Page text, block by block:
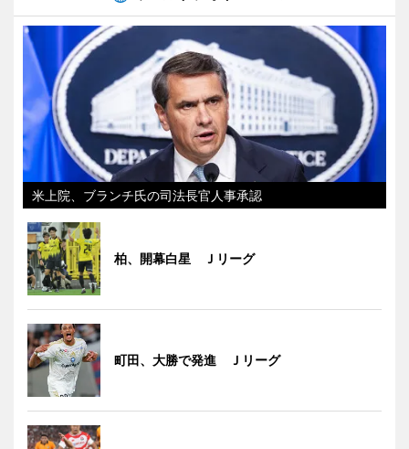
米上院、ブランチ氏の司法長官人事承認
柏、開幕白星 Ｊリーグ
町田、大勝で発進 Ｊリーグ